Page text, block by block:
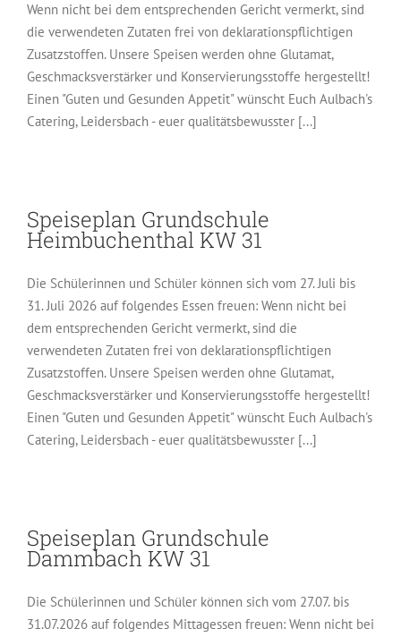
Wenn nicht bei dem entsprechenden Gericht vermerkt, sind
die verwendeten Zutaten frei von deklarationspflichtigen
Zusatzstoffen. Unsere Speisen werden ohne Glutamat,
Geschmacksverstärker und Konservierungsstoffe hergestellt!
Einen "Guten und Gesunden Appetit" wünscht Euch Aulbach's
Catering, Leidersbach - euer qualitätsbewusster [...]
Speiseplan Grundschule
Heimbuchenthal KW 31
Die Schülerinnen und Schüler können sich vom 27. Juli bis
31. Juli 2026 auf folgendes Essen freuen: Wenn nicht bei
dem entsprechenden Gericht vermerkt, sind die
verwendeten Zutaten frei von deklarationspflichtigen
Zusatzstoffen. Unsere Speisen werden ohne Glutamat,
Geschmacksverstärker und Konservierungsstoffe hergestellt!
Einen "Guten und Gesunden Appetit" wünscht Euch Aulbach's
Catering, Leidersbach - euer qualitätsbewusster [...]
Speiseplan Grundschule
Dammbach KW 31
Die Schülerinnen und Schüler können sich vom 27.07. bis
31.07.2026 auf folgendes Mittagessen freuen: Wenn nicht bei